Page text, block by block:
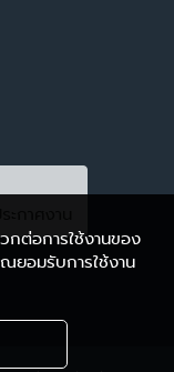
กต่อการใช้งานของ
ยอมรับการใช้งาน